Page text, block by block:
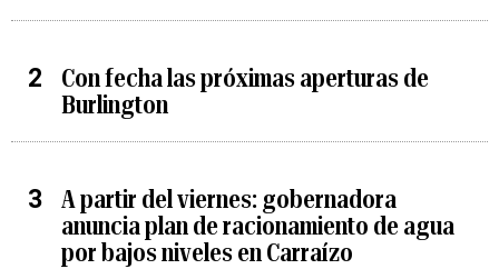
Con fecha las próximas aperturas de
Burlington
A partir del viernes: gobernadora
anuncia plan de racionamiento de agua
por bajos niveles en Carraízo